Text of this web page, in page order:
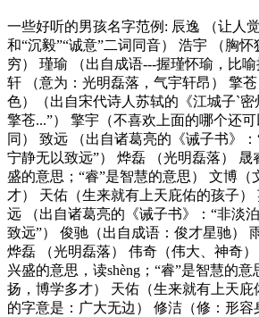
一些好听的男孩名字范例: 辰逸 （让人
和“沉毅”“诚意”二词同音） 浩宇 （胸
穷） 瑾瑜 （出自成语---握瑾怀瑜，比
轩 （意为：光明磊落，气宇轩昂） 擎
色）（出自宋代诗人苏轼的《江城子`密
擎苍...”） 擎宇（不喜欢上面的哪个还
同） 致远 （出自诸葛亮的《诫子书》
宁静无以致远”） 烨磊 （光明磊落） 晟
盛的意思；“睿”是智慧的意思） 文博（
才） 天佑（生来就有上天庇佑的孩子
远 （出自诸葛亮的《诫子书》：“非淡
致远”） 俊驰（出自成语：俊才星驰）
烨磊 （光明磊落） 伟奇（伟大、神奇）
兴盛的意思，读shèng；“睿”是智慧的
扬，博学多才） 天佑（生来就有上天庇
的字意是：广大无边） 修洁（修：形容